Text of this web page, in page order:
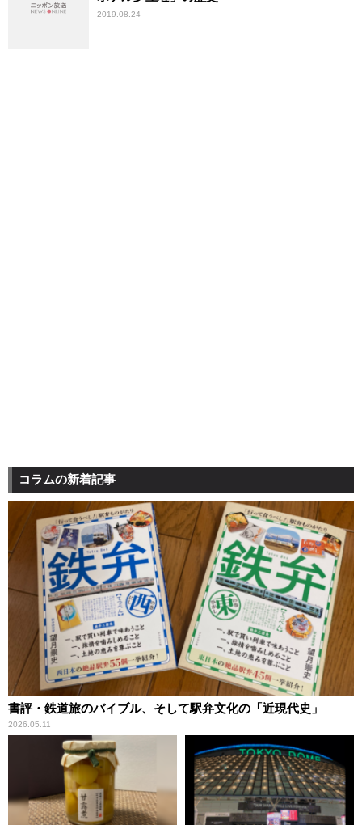
2019.08.24
コラムの新着記事
書評・鉄道旅のバイブル、そして駅弁文化の「近現代史」
2026.05.11